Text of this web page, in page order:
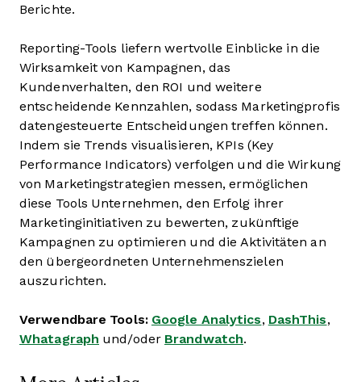
Berichte.
Reporting-Tools liefern wertvolle Einblicke in die
Wirksamkeit von Kampagnen, das
Kundenverhalten, den ROI und weitere
entscheidende Kennzahlen, sodass Marketingprofis
datengesteuerte Entscheidungen treffen können.
Indem sie Trends visualisieren, KPIs (Key
Performance Indicators) verfolgen und die Wirkung
von Marketingstrategien messen, ermöglichen
diese Tools Unternehmen, den Erfolg ihrer
Marketinginitiativen zu bewerten, zukünftige
Kampagnen zu optimieren und die Aktivitäten an
den übergeordneten Unternehmenszielen
auszurichten.
Verwendbare Tools: Google Analytics, DashThis,
Whatagraph und/oder Brandwatch.